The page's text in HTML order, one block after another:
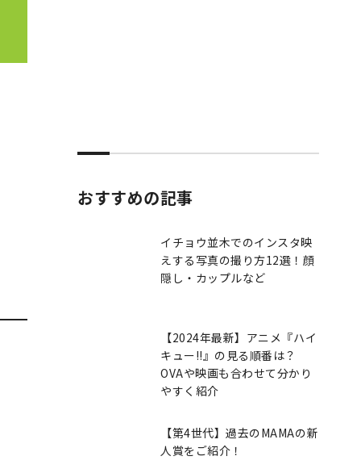
おすすめの記事
イチョウ並木でのインスタ映
えする写真の撮り方12選！顔
隠し・カップルなど
【2024年最新】アニメ『ハイ
キュー!!』の見る順番は？
OVAや映画も合わせて分かり
やすく紹介
【第4世代】過去のMAMAの新
人賞をご紹介！